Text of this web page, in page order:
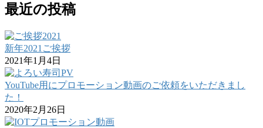
最近の投稿
新年2021ご挨拶
2021年1月4日
YouTube用にプロモーション動画のご依頼をいただきまし
た！
2020年2月26日